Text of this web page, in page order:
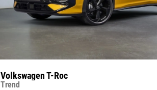
Volkswagen T-Roc
Trend